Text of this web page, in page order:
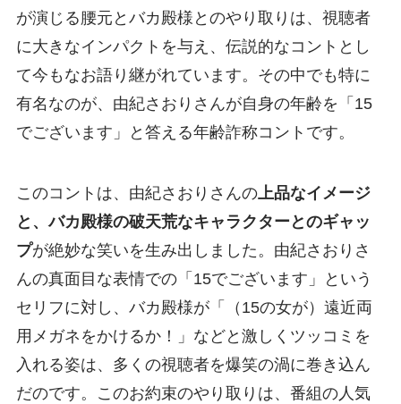
が演じる腰元とバカ殿様とのやり取りは、視聴者
に大きなインパクトを与え、伝説的なコントとし
て今もなお語り継がれています。その中でも特に
有名なのが、由紀さおりさんが自身の年齢を「15
でございます」と答える年齢詐称コントです。
このコントは、由紀さおりさんの上品なイメージ
と、バカ殿様の破天荒なキャラクターとのギャッ
プが絶妙な笑いを生み出しました。由紀さおりさ
んの真面目な表情での「15でございます」という
セリフに対し、バカ殿様が「（15の女が）遠近両
用メガネをかけるか！」などと激しくツッコミを
入れる姿は、多くの視聴者を爆笑の渦に巻き込ん
だのです。このお約束のやり取りは、番組の人気